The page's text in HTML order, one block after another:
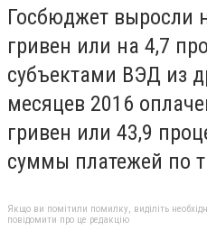
Госбюджет выросли
гривен или на 4,7
субъектами ВЭД из
месяцев 2016
гривен или 43,9
суммы платежей по
Якщо ви помітили помилку, виділіть
повідомити про це редакцію